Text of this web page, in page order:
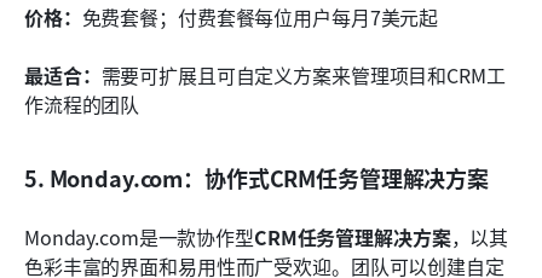
价格： 免费套餐；付费套餐每位用户每月7美元起
最适合： 需要可扩展且可自定义方案来管理项目和CRM工
作流程的团队
5. Monday.com：协作式CRM任务管理解决方案
Monday.com是一款协作型CRM任务管理解决方案，以其
色彩丰富的界面和易用性而广受欢迎。团队可以创建自定